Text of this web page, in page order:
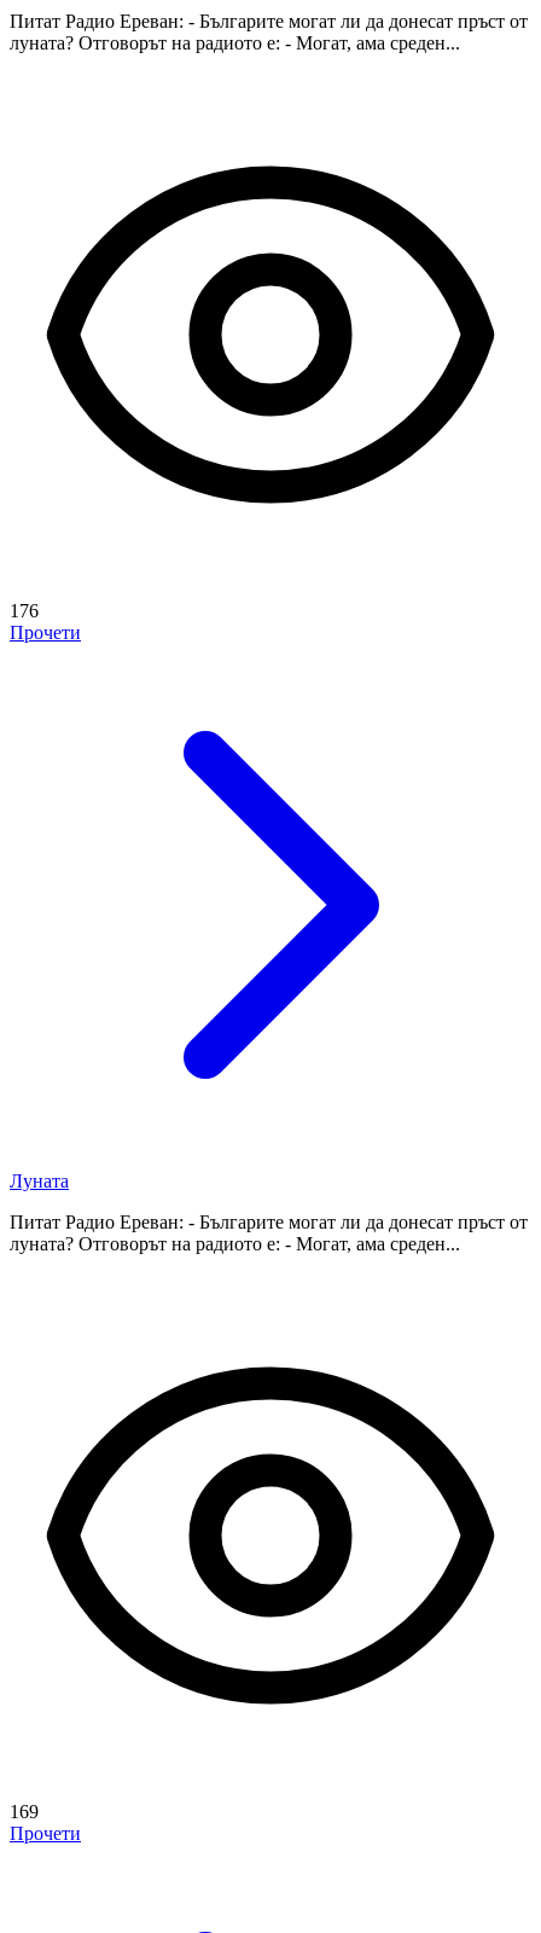
Питат Радио Ереван: - Българите могат ли да донесат пръст от
луната? Отговорът на радиото е: - Могат, ама среден...
176
Прочети
Луната
Питат Радио Ереван: - Българите могат ли да донесат пръст от
луната? Отговорът на радиото е: - Могат, ама среден...
169
Прочети